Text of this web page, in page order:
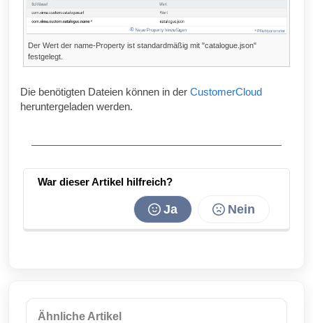
Der Wert der name-Property ist standardmäßig mit "catalogue.json"
festgelegt.
Die benötigten Dateien können in der CustomerCloud
heruntergeladen werden.
War dieser Artikel hilfreich?
Nein
Ja
Ähnliche Artikel